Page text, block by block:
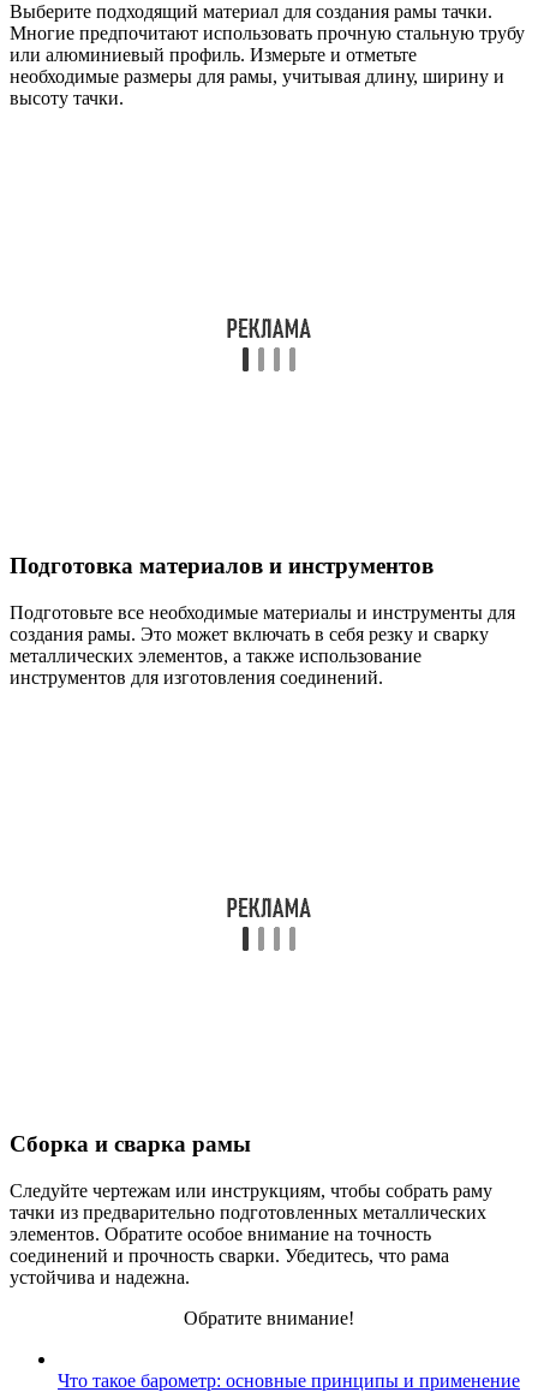
Выберите подходящий материал для создания рамы тачки.
Многие предпочитают использовать прочную стальную трубу
или алюминиевый профиль. Измерьте и отметьте
необходимые размеры для рамы, учитывая длину, ширину и
высоту тачки.
Подготовка материалов и инструментов
Подготовьте все необходимые материалы и инструменты для
создания рамы. Это может включать в себя резку и сварку
металлических элементов, а также использование
инструментов для изготовления соединений.
Сборка и сварка рамы
Следуйте чертежам или инструкциям, чтобы собрать раму
тачки из предварительно подготовленных металлических
элементов. Обратите особое внимание на точность
соединений и прочность сварки. Убедитесь, что рама
устойчива и надежна.
Обратите внимание!
Что такое барометр: основные принципы и применение